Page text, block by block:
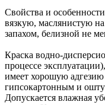
Свойства и
вязкую, маслянистую
запахом, белизной не
Краска водно-
процессе
имеет хорошую
гипсокартонным и
Допускается влажная